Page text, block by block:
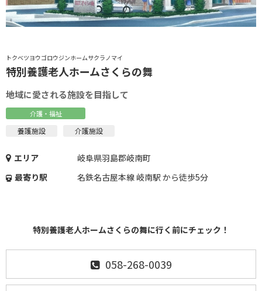
トクベツヨウゴロウジンホームサクラノマイ
特別養護老人ホームさくらの舞
地域に愛される施設を目指して
介護・福祉
養護施設 介護施設
エリア
岐阜県羽島郡岐南町
最寄り駅
名鉄名古屋本線 岐南駅 から徒歩5分
特別養護老人ホームさくらの舞に行く前にチェック！
058-268-0039